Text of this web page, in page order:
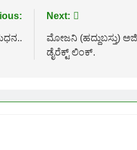
Next:
ಮೋಜನಿ (ಹದ್ದುಬಸ್ತು)
ಡೈರೆಕ್ಟ್ ಲಿಂಕ್.